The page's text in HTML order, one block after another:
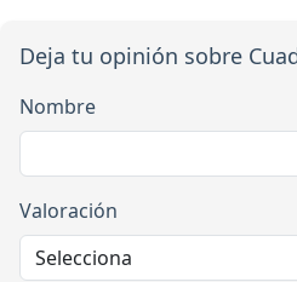
Deja tu opinión sobre
Nombre
Valoración